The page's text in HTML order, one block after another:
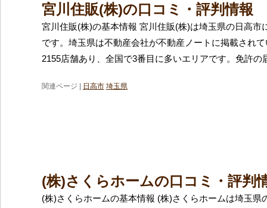
宮川住販(株)の口コミ・評判情報
宮川住販(株)の基本情報 宮川住販(株)は埼玉県の日高市
です。埼玉県は不動産会社が不動産ノートに掲載され
2155店舗あり、全国で3番目に多いエリアです。免許の
関連ページ | 日高市 埼玉県
(株)さくらホームの口コミ・評判
(株)さくらホームの基本情報 (株)さくらホームは埼玉県